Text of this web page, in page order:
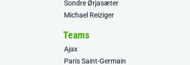
Sondre Ørjasæter
Michael Reiziger
Teams
Ajax
Paris Saint-Germain